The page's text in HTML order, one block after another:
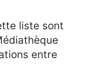
liste sont
entre